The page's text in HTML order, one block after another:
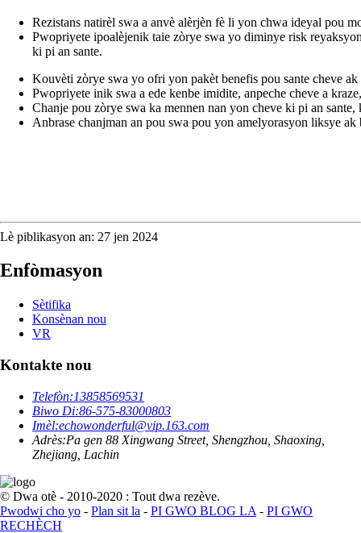
Rezistans natirèl swa a anvè alèrjèn fè li yon chwa ideyal pou
Pwopriyete ipoalèjenik taie zòrye swa yo diminye risk
ki pi an sante.
Kouvèti zòrye swa yo ofri yon pakèt benefis pou sante cheve ak
Pwopriyete inik swa a ede kenbe imidite, anpeche cheve a
Chanje pou zòrye swa ka mennen nan yon cheve ki pi an
Anbrase chanjman an pou swa pou yon amelyorasyon liksye
Lè piblikasyon an: 27 jen 2024
Enfòmasyon
Sètifika
Konsènan nou
VR
Kontakte nou
Telefòn:13858569531
Biwo Di:86-575-83000803
Imèl:echowonderful@vip.163.com
Adrès:Pa gen 88 Xingwang Street, Shengzhou, Shaoxing,
Zhejiang, Lachin
© Dwa otè - 2010-2020 : Tout dwa rezève.
Pwodwi cho yo - Plan sit la - PI GWO BLOG LA - PI GWO
RECHÈCH